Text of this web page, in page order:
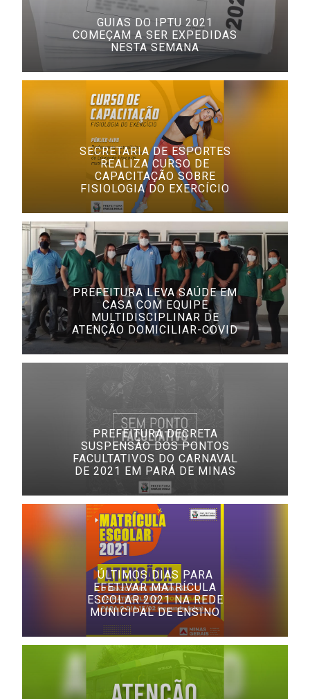
GUIAS DO IPTU 2021
COMEÇAM A SER EXPEDIDAS
NESTA SEMANA
SECRETARIA DE ESPORTES
REALIZA CURSO DE
CAPACITAÇÃO SOBRE
FISIOLOGIA DO EXERCÍCIO
PREFEITURA LEVA SAÚDE EM
CASA COM EQUIPE
MULTIDISCIPLINAR DE
ATENÇÃO DOMICILIAR-COVID
PREFEITURA DECRETA
SUSPENSÃO DOS PONTOS
FACULTATIVOS DO CARNAVAL
DE 2021 EM PARÁ DE MINAS
ÚLTIMOS DIAS PARA
EFETIVAR MATRÍCULA
ESCOLAR 2021 NA REDE
MUNICIPAL DE ENSINO